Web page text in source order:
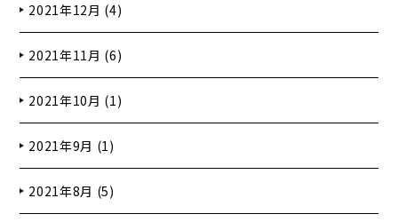
2021年12月 (4)
2021年11月 (6)
2021年10月 (1)
2021年9月 (1)
2021年8月 (5)